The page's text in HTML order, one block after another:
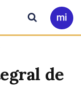
Ir
a
Buscar
de